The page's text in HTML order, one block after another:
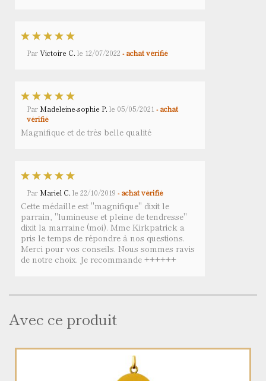
ParVictoire C. le 12/07/2022 - achat vérifié
Par Madeleine-sophie P. le 05/05/2021 - achat
vérifié
Magnifique et de très belle qualité
Par Mariel C. le 22/10/2019 - achat vérifié
Cette médaille est "magnifique" dixit le
parrain, "lumineuse et pleine de tendresse"
dixit la marraine (moi). Mme Kirkpatrick a
pris le temps de répondre à nos questions.
Merci pour vos conseils. Nous sommes ravis
de notre choix. Je recommande ++++++
Avec ce produit